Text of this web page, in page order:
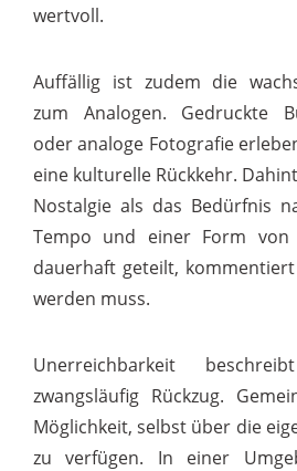
wertvoll.
Auffällig ist zudem die
zum Analogen. Gedruckte
oder analoge Fotografie
eine kulturelle Rückkehr.
Nostalgie als das Bedürfnis
Tempo und einer Form von
dauerhaft geteilt,
werden muss.
Unerreichbarkeit
zwangsläufig Rückzug.
Möglichkeit, selbst über die
zu verfügen. In einer